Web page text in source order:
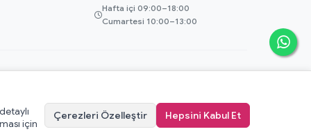
Hafta içi 09:00–18:00
Cumartesi 10:00–13:00
Politikası · KVKK Aydınlatma Metni Kullanıcı Sözleşmesi
için
Çerezleri Özelleştir Hepsini Kabul Et